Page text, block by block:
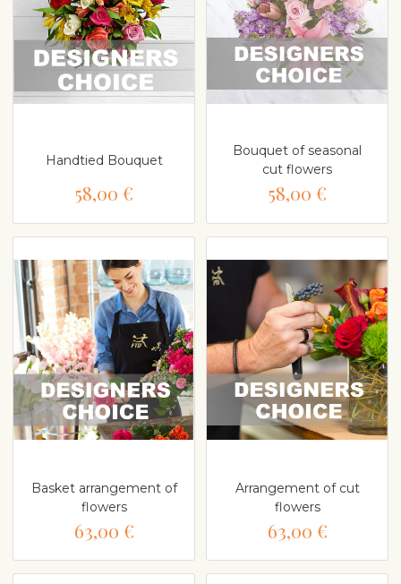
Handtied Bouquet
58,00 €
Bouquet of seasonal
cut flowers
58,00 €
Basket arrangement of
flowers
63,00 €
Arrangement of cut
flowers
63,00 €